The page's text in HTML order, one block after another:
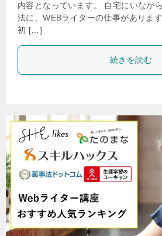
内容となっています。 自宅にいなが
法に、WEBライターの仕事がありま
初 […]
続きを読む